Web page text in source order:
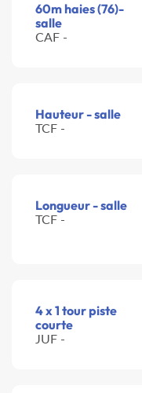
60m haies (76)-
salle
CAF -
Hauteur - salle
TCF -
Longueur - salle
TCF -
4 x 1 tour piste
courte
JUF -